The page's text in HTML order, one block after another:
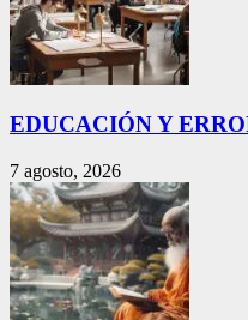
EDUCACIÓN Y
7 agosto, 2026